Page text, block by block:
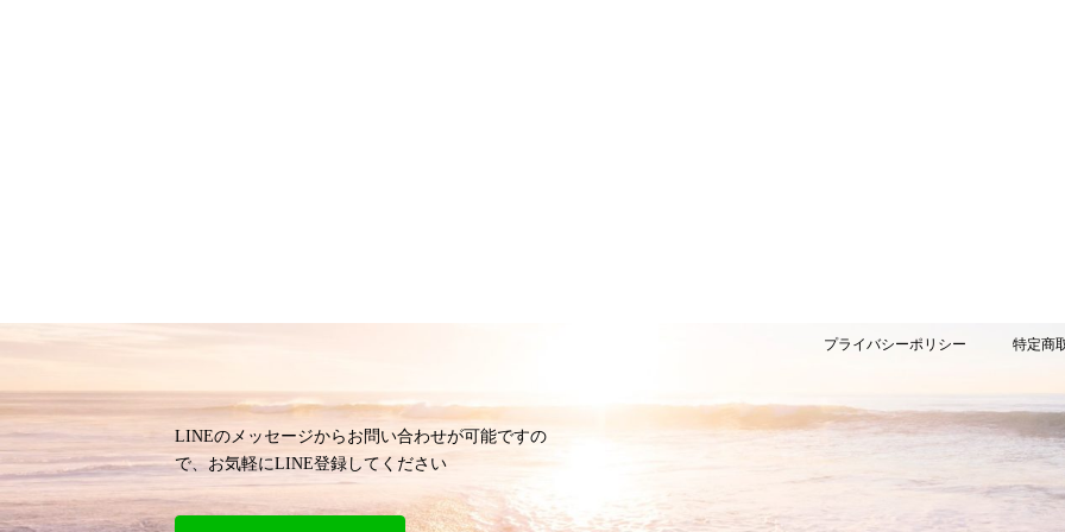
プライバシーポリシー 特定商
LINEのメッセージからお問い合わせが可能ですの
で、お気軽にLINE登録してください